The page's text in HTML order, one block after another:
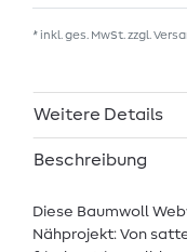
* inkl. ges. MwSt. zzgl.
Weitere Details
Beschreibung
Diese Baumwoll
Nähprojekt: Von